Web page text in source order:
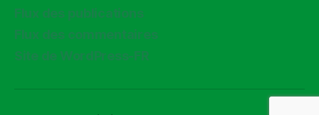
Flux des publications
Flux des commentaires
Site de WordPress-FR